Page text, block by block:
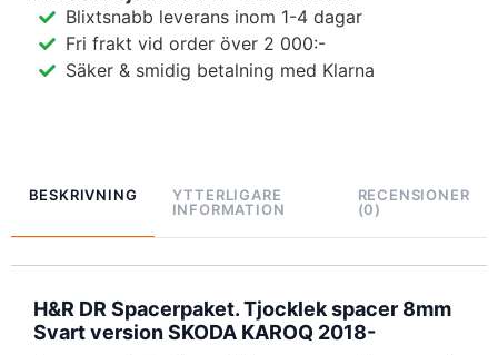
Blixtsnabb leverans inom 1-4 dagar
Fri frakt vid order över 2 000:-
Säker & smidig betalning med Klarna
BESKRIVNING
YTTERLIGARE
INFORMATION
RECENSIONER
(0)
H&R DR Spacerpaket. Tjocklek spacer 8mm
Svart version SKODA KAROQ 2018-